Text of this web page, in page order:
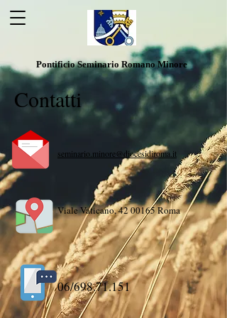
Pontificio Seminario Romano Minore
Contatti
seminario.minore@diocesidiroma.it
Viale Vaticano,42 00165Roma
06/698.71.151